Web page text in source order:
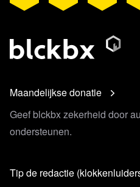
Maandelijkse donatie
Geef blckbx zekerheid door
ondersteunen.
Tip de redactie